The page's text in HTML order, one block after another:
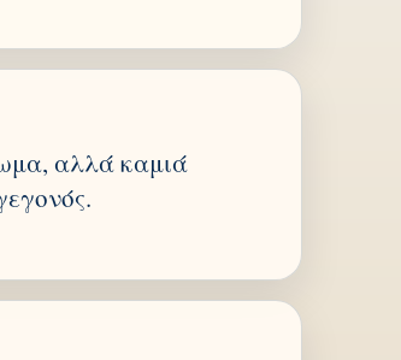
αλλά καμιά